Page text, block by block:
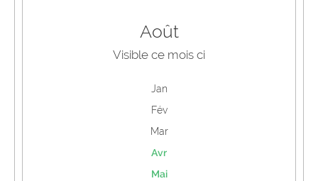
Août
Visible ce mois ci
Jan
Fév
Mar
Avr
Mai